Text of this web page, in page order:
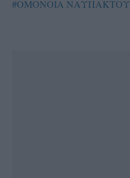
#ΟΜΟΝΟΙΑ ΝΑΥΠΑΚΤΟΥ